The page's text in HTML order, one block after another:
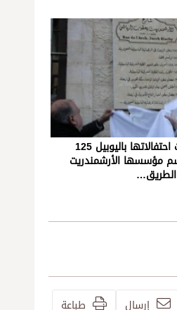
الكلّية الشرقية توّجت احتفالاتها باليوبيل 125
مؤسسها الأرشمندريت
إرسال طباعة